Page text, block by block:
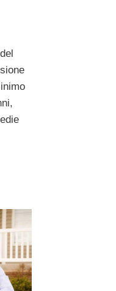
del